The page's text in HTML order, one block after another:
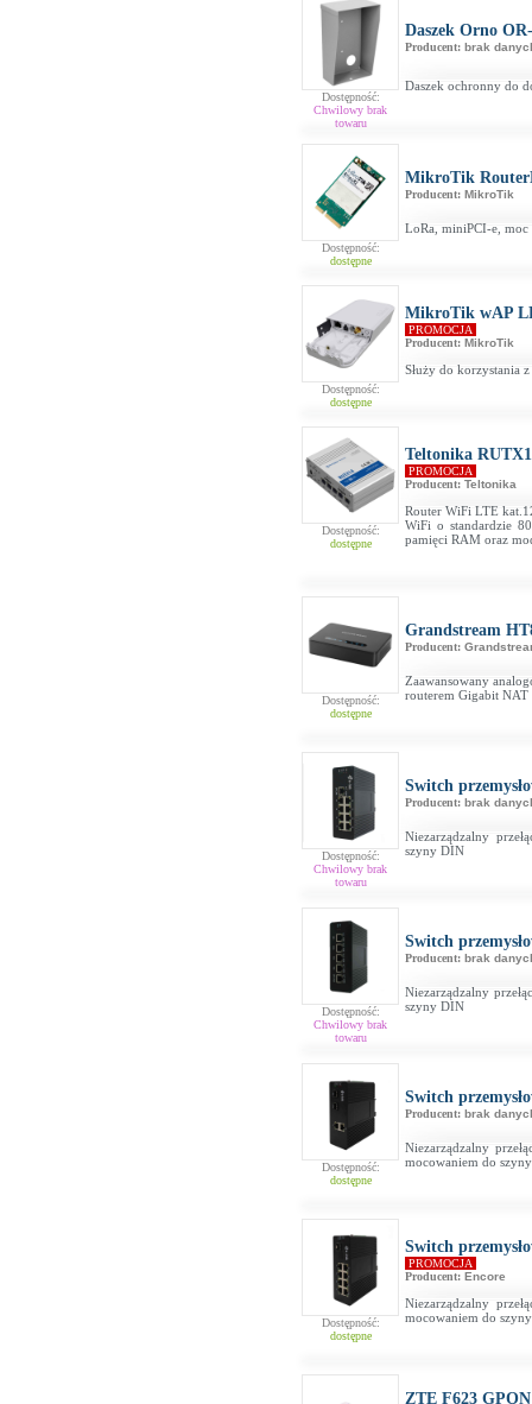
Dostępność:
Chwilowy brak
towaru
Daszek Orno
Producent: brak
Daszek ochronny do
Dostępność:
dostępne
MikroTik
Producent: MikroTik
LoRa, miniPCI-e, moc
Dostępność:
dostępne
MikroTik wAP
PROMOCJA
Producent: MikroTik
Służy do korzystania
Dostępność:
dostępne
Teltonika
PROMOCJA
Producent: Teltonika
Router WiFi LTE
WiFi o standardzie
pamięci RAM oraz
Dostępność:
dostępne
Grandstream
Producent:
Zaawansowany
routerem Gigabit NAT
Dostępność:
Chwilowy brak
towaru
Switch
Producent: brak
Niezarządzalny
szyny DIN
Dostępność:
Chwilowy brak
towaru
Switch
Producent: brak
Niezarządzalny
szyny DIN
Dostępność:
dostępne
Switch
Producent: brak
Niezarządzalny
mocowaniem do
Dostępność:
dostępne
Switch
PROMOCJA
Producent: Encore
Niezarządzalny
mocowaniem do
ZTE F623